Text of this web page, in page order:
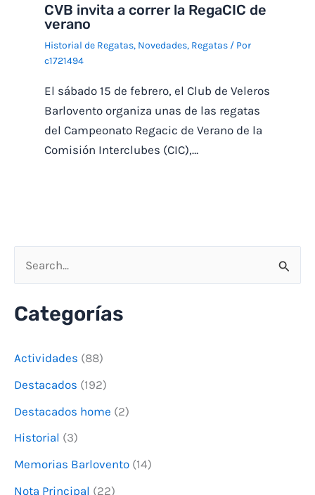
CVB invita a correr la RegaCIC de
verano
Historial de Regatas, Novedades, Regatas/ Por
c1721494
El sábado 15 de febrero, el Club de Veleros
Barlovento organiza unas de las regatas
del Campeonato Regacic de Verano de la
Comisión Interclubes (CIC),…
s
a
r
p
o
r
:
Categorías
Actividades (88)
Destacados (192)
Destacados home (2)
Historial (3)
Memorias Barlovento (14)
Nota Principal (22)